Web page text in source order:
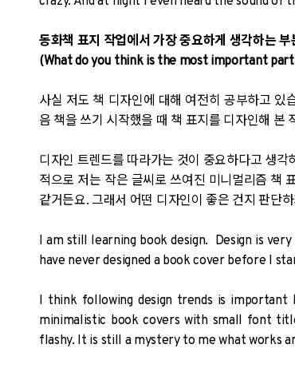
동화책 표지 작업에서 가장 중요하게 생각하는 부
(What do you think is the most important
사실 저도 책 디자인에 대해 여전히 공부하고 있
음 책을 쓰기 시작했을 때 책 표지를 디자인해 본
디자인 트렌드를 따라가는 것이 중요하다고 생
적으로 저는 작은 글씨로 쓰여진 미니멀리즘 책
같거든요. 그래서 어떤 디자인이 좋은 건지 판단
I am still learning book design. Design is
have never designed a book cover before I
I think following design trends is
minimalistic book covers with small font
flashy. It is still a mystery to me what works